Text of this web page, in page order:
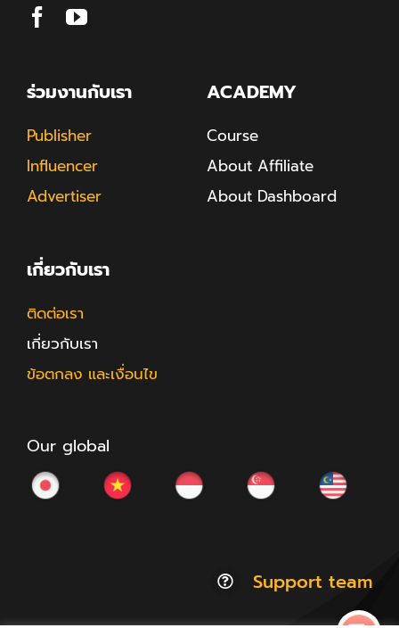
ร่วมงานกับเรา
Publisher
Influencer
Advertiser
ACADEMY
Course
About Affiliate
About Dashboard
เกี่ยวกับเรา
ติดต่อเรา
เกี่ยวกับเรา
ข้อตกลง และเงื่อนไข
Our global
Support team